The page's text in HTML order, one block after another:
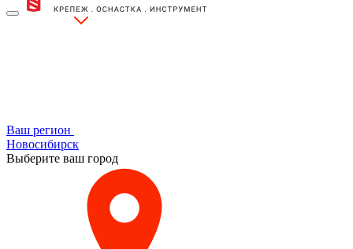
Ваш регион
Новосибирск
Выберите ваш город